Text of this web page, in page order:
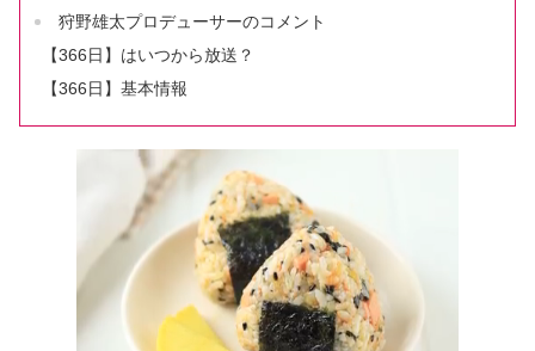
狩野雄太プロデューサーのコメント
【366日】はいつから放送？
【366日】基本情報